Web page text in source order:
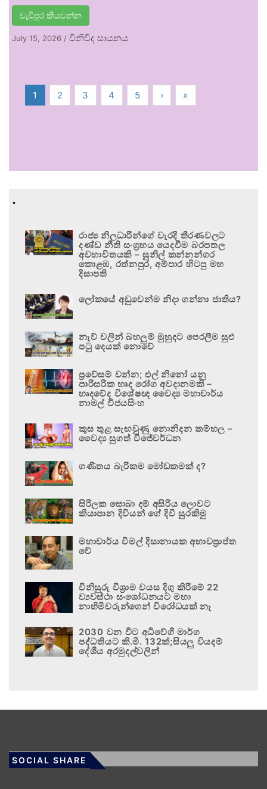
වැඩිපුර කියවන්න
July 15, 2026 / විනිවිද සායනය
1 2 3 4 5 › »
.
රාජ්‍ය නිලධාරීන්ගේ වැරදි තීරණවලට
දණ්ඩ නීති සංග්‍රහය යෙදවීම බරපතල
අවභාවිතයකි – සුනිල් කන්නන්ගර
කොළඹ, රත්නපුර, අම්පාර හිටපු මහ
දිසාපති
ලෝකයේ අඩුවෙන්ම නිදා ගන්නා ජාතිය?
නැව් වලින් බහලුම් මුහුදට පෙරලීම සුළු
පටු දෙයක් නොවේ
ප්‍රවේසම් වන්න; එල් නිනෝ යනු
පාරිසරික හෘද රෝග අවදානමකි –
හෘදවේද විශේෂඥ වෛද්‍ය මහාචාර්ය
නාමල් විජයසිංහ
කුස තුළ සැඟවුණු නොනිදන කම්හල –
වෛද්‍ය සුගත් විජේවර්ධන
ගණිතය බැරිකම මෝඩකමක් ද?
සිරිලක සොබා දම් අසිරිය ලොවට
කියාපාන දිවියන් ගේ දිවි සුරකිමු
මහාචාර්ය විමල් දිසානායක අභාවප්‍රාප්ත
වේ
විනිසුරු විශ්‍රාම වයස දිගු කිරීමේ 22
ව්‍යවස්ථා සංශෝධනයට මහා
නාහිමිවරුන්ගෙන් විරෝධයක් නෑ
2030 වන විට අධිවේගී මාර්ග
පද්ධතියට කි.මී. 132ක්;සියලු වියදම්
දේශීය අරමුදල්වලින්
SOCIAL SHARE